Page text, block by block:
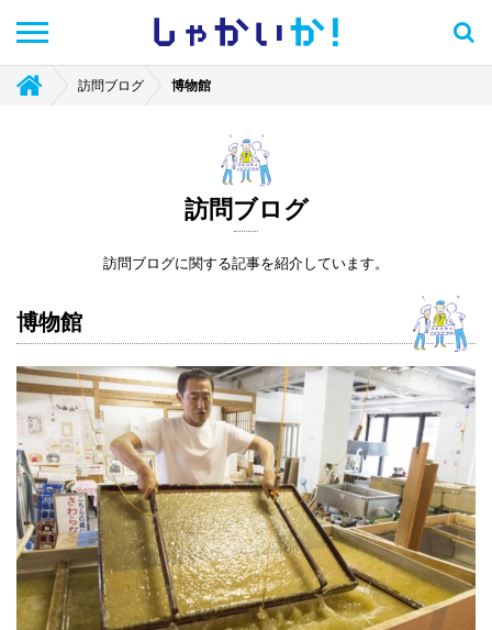
しゃかい か！
訪問ブログ 博物館
訪問ブログ
訪問ブログに関する記事を紹介しています。
博物館